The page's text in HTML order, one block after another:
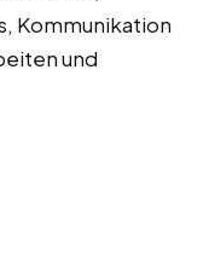
Kommunikation
und